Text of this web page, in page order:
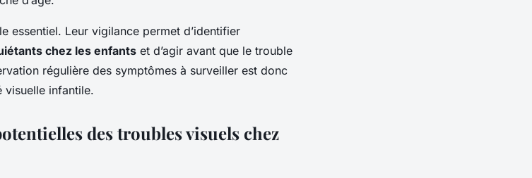
essentiel. Leur vigilance permet d’identifier
chez les enfants et d’agir avant que le trouble
régulière des symptômes à surveiller est donc
visuelle infantile.
des troubles visuels chez